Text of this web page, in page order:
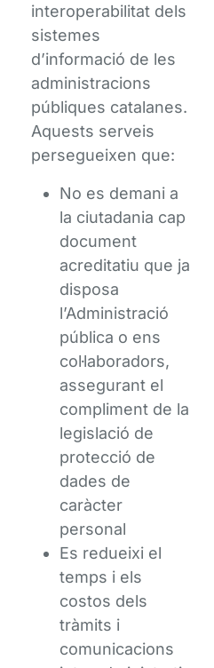
interoperabilitat dels
sistemes
d’informació de les
administracions
públiques catalanes.
Aquests serveis
persegueixen que:
No es demani a
la ciutadania cap
document
acreditatiu que ja
disposa
l’Administració
pública o ens
col·laboradors,
assegurant el
compliment de la
legislació de
protecció de
dades de
caràcter
personal
Es redueixi el
temps i els
costos dels
tràmits i
comunicacions